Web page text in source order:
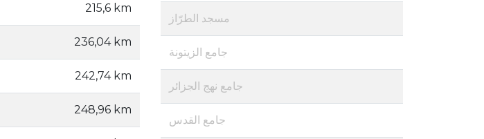
215,6 km
236,04 km
242,74 km
248,96 km
مسجد الطرّاز
جامع الزيتونة
جامع نهج الجزائر
جامع القدس